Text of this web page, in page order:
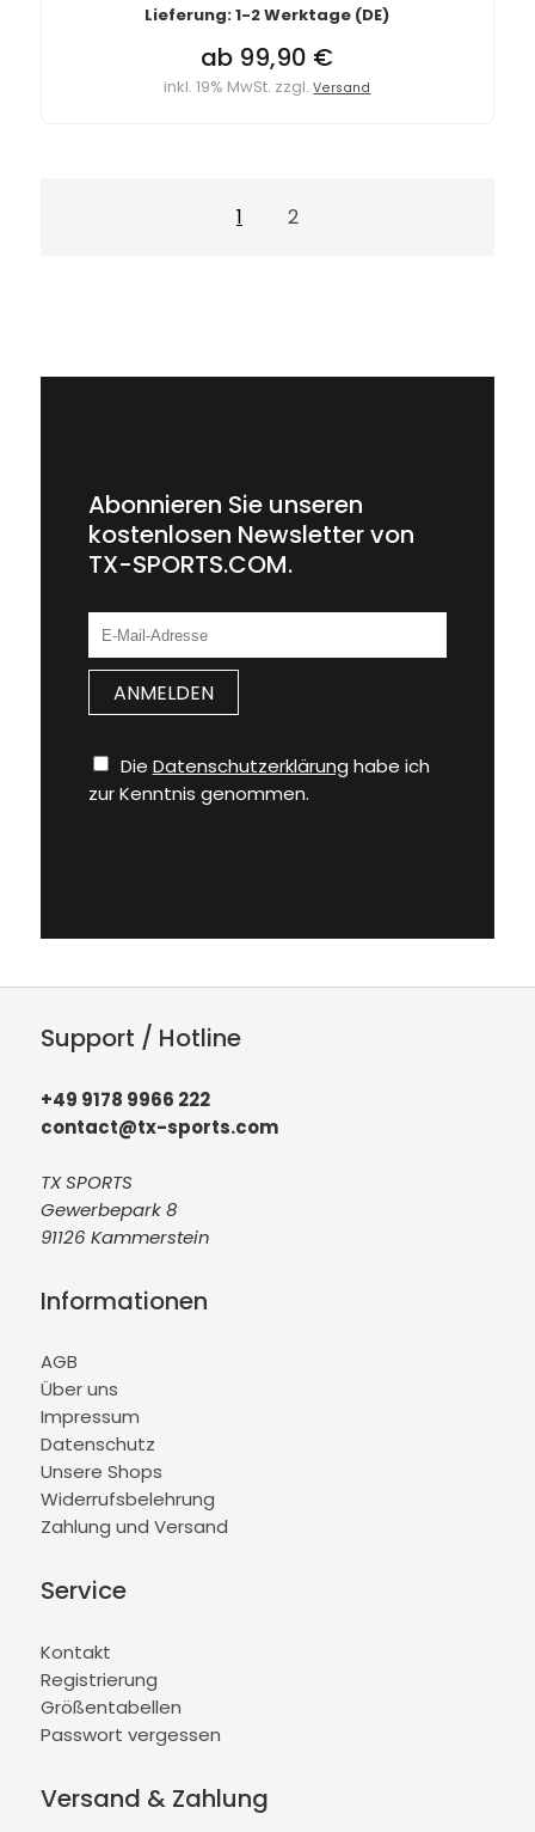
Lieferung: 1-2 Werktage (DE)
ab 99,90 €
inkl. 19% MwSt. zzgl.Versand
1 2
Abonnieren Sie unseren
kostenlosen Newsletter von
TX-SPORTS.COM.
Die Datenschutzerklärung habe ich
zur Kenntnis genommen.
Support / Hotline
+49 9178 9966 222
contact@tx-sports.com
TX SPORTS
Gewerbepark 8
91126 Kammerstein
Informationen
AGB
Über uns
Impressum
Datenschutz
Unsere Shops
Widerrufsbelehrung
Zahlung und Versand
Service
Kontakt
Registrierung
Größentabellen
Passwort vergessen
Versand & Zahlung